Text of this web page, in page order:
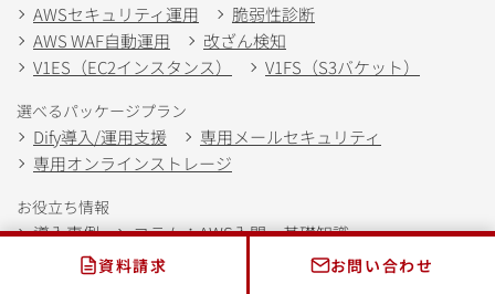
AWSセキュリティ運用
脆弱性診断
AWS WAF自動運用
改ざん検知
V1ES（EC2インスタンス）
V1FS（S3バケット）
選べるパッケージプラン
Dify導入/運用支援
専用メールセキュリティ
専用オンラインストレージ
お役立ち情報
導入事例
コラム：AWS入門・基礎知識
コラム：導入・移行
コラム：保守・運用
資料請求 お問い合わせ